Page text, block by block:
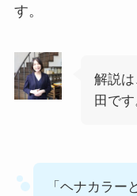
す。
解説
田です
「ヘナカラー